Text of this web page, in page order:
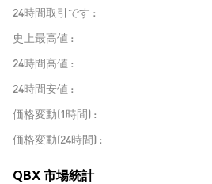
24時間取引です
史上最高値
24時間高値
24時間安値
価格変動(1時間)
価格変動(24時間)
QBX 市場統計